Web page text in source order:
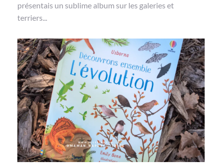
présentais un sublime album sur les galeries et
terriers...